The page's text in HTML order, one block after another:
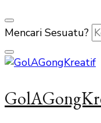
Mencari Sesuatu?